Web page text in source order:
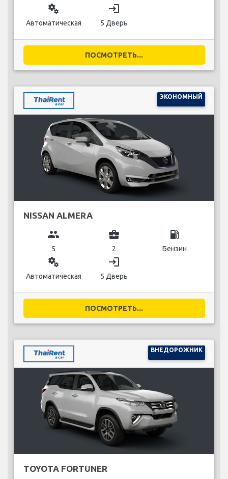
miscellaneous_services
Автоматическая
login
5 Дверь
ПОСМОТРЕТЬ...
ЭКОНОМНЫЙ
NISSAN ALMERA
group
5
business_center
2
local_gas_station
Бензин
miscellaneous_services
Автоматическая
login
5 Дверь
ПОСМОТРЕТЬ...
ВНЕДОРОЖНИК
TOYOTA FORTUNER